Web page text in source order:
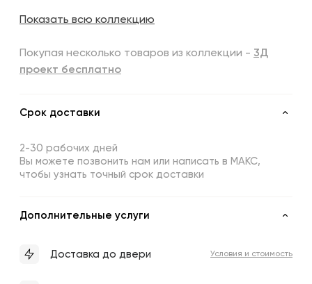
Показать всю коллекцию
Покупая несколько товаров из коллекции - 3Д
проект бесплатно
Срок доставки
2-30 рабочих дней
Вы можете позвонить нам или написать в МАКС,
чтобы узнать точный срок доставки
Дополнительные услуги
Доставка до двери Условия и стоимость